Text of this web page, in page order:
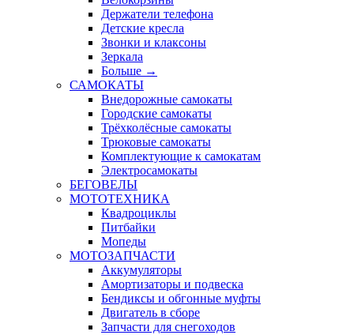
Держатели телефона
Детские кресла
Звонки и клаксоны
Зеркала
Больше →
САМОКАТЫ
Внедорожные самокаты
Городские самокаты
Трёхколёсные самокаты
Трюковые самокаты
Комплектующие к самокатам
Электросамокаты
БЕГОВЕЛЫ
МОТОТЕХНИКА
Квадроциклы
Питбайки
Мопеды
МОТОЗАПЧАСТИ
Аккумуляторы
Амортизаторы и подвеска
Бендиксы и обгонные муфты
Двигатель в сборе
Запчасти для снегоходов